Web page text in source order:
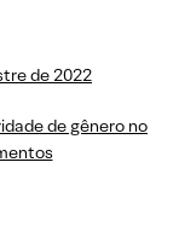
de 2022
de gênero no